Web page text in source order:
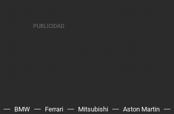
BMW Ferrari Mitsubishi Aston Martin